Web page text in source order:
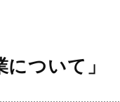
ついて」